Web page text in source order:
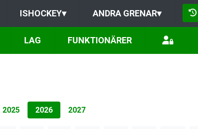
ISHOCKEY▾ ANDRA GRENAR▾
LAG FUNKTIONÄRER
2025 2026 2027